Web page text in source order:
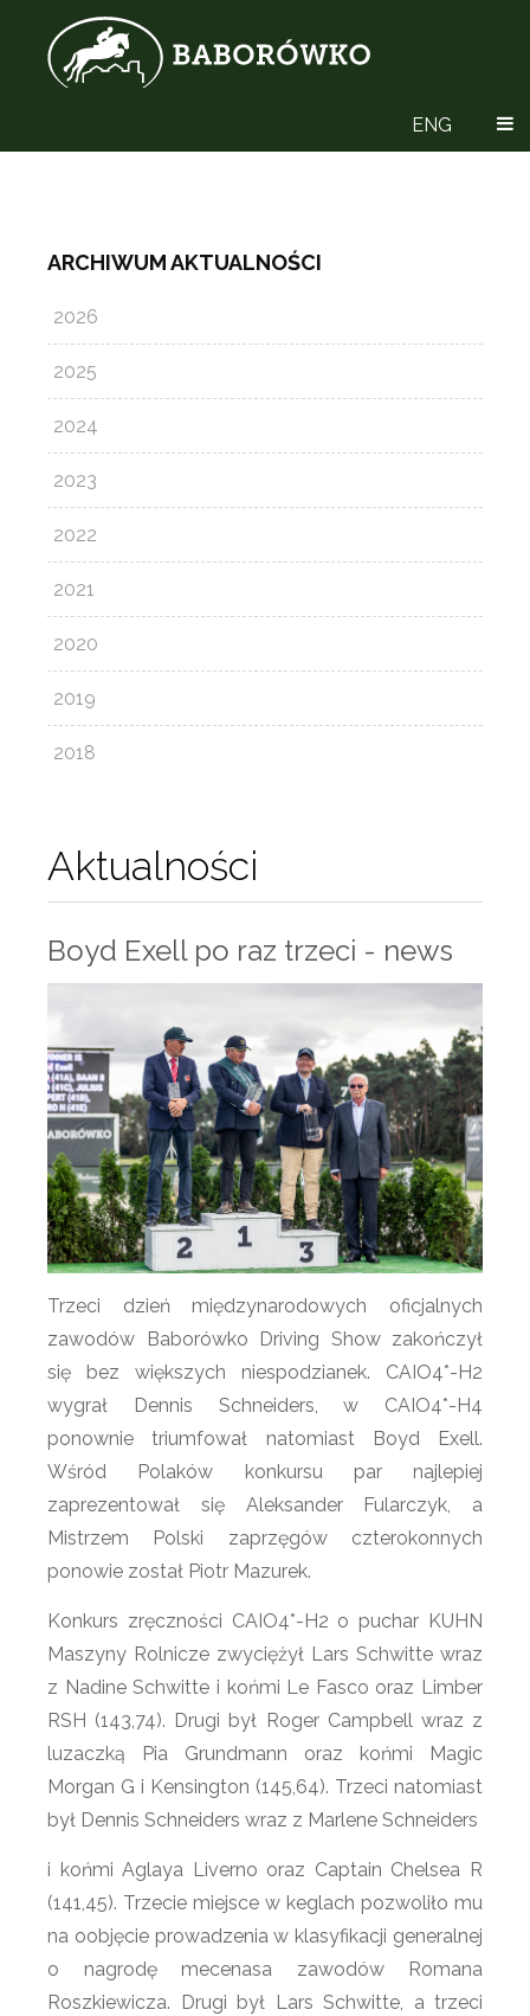
ENG
Aktualności
Boyd Exell po raz trzeci - news
Trzeci dzień międzynarodowych oficjalnych
zawodów Baborówko Driving Show zakończył
się bez większych niespodzianek. CAIO4*-H2
wygrał Dennis Schneiders, w CAIO4*-H4
ponownie triumfował natomiast Boyd Exell.
Wśród Polaków konkursu par najlepiej
zaprezentował się Aleksander Fularczyk, a
Mistrzem Polski zaprzęgów czterokonnych
ponowie został Piotr Mazurek.
Konkurs zręczności CAIO4*-H2 o puchar KUHN
Maszyny Rolnicze zwyciężył Lars Schwitte wraz
z Nadine Schwitte i końmi Le Fasco oraz Limber
RSH (143,74). Drugi był Roger Campbell wraz z
luzaczką Pia Grundmann oraz końmi Magic
Morgan G i Kensington (145,64). Trzeci natomiast
był Dennis Schneiders wraz z Marlene Schneiders
i końmi Aglaya Liverno oraz Captain Chelsea R
(141,45). Trzecie miejsce w keglach pozwoliło mu
na oobjęcie prowadzenia w klasyfikacji generalnej
o nagrodę mecenasa zawodów Romana
Roszkiewicza. Drugi był Lars Schwitte, a trzeci
ARCHIWUM AKTUALNOŚCI
2026
2025
2024
2023
2022
2021
2020
2019
2018